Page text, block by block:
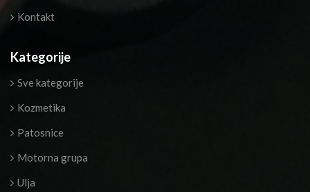
Kontakt
Kategorije
Sve kategorije
Kozmetika
Patosnice
Motorna grupa
Ulja